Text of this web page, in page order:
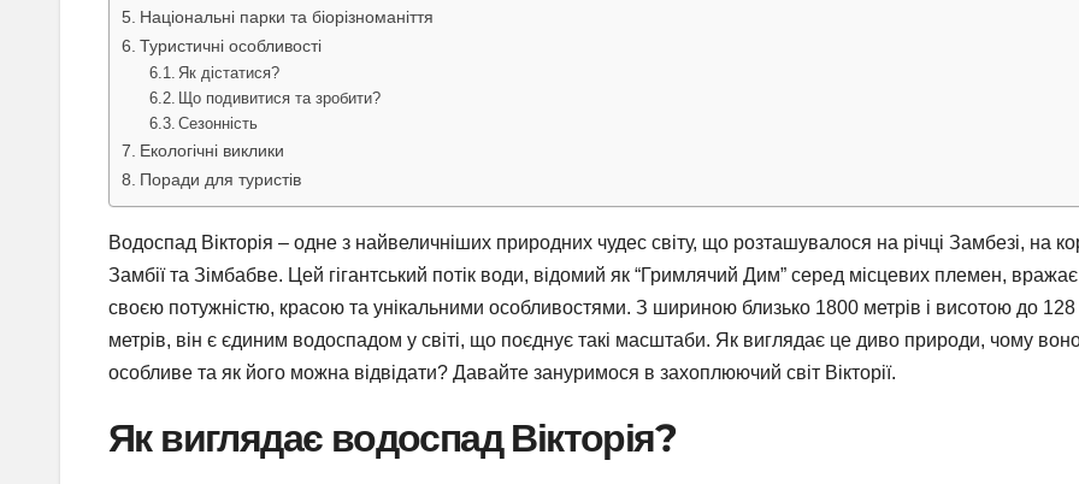
Національні парки та біорізноманіття
Туристичні особливості
Як дістатися?
Що подивитися та зробити?
Сезонність
Екологічні виклики
Поради для туристів
Водоспад Вікторія – одне з найвеличніших природних чудес світу, що розташувалося на річці Замбезі, на
Замбії та Зімбабве. Цей гігантський потік води, відомий як “Гримлячий Дим” серед місцевих племен, вражає
своєю потужністю, красою та унікальними особливостями. З шириною близько 1800 метрів і висотою до 128
метрів, він є єдиним водоспадом у світі, що поєднує такі масштаби. Як виглядає це диво природи, чому
особливе та як його можна відвідати? Давайте зануримося в захоплюючий світ Вікторії.
Як виглядає водоспад Вікторія?